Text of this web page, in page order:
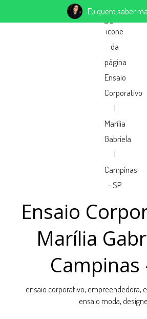
Ensaio
Marília
Campinas
ensaio corporativo, empreendedora,
ensaio moda,
Eu quero saber